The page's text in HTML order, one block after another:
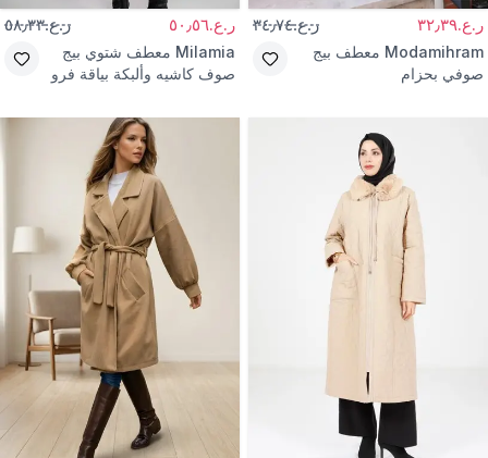
ر.ع.٣٢٫٣٩ ر.ع.٣٤٫٧٤
Modamihram معطف بيج
صوفي بحزام
ر.ع.٥٠٫٥٦ ر.ع.٥٨٫٣٣
Milamia معطف شتوي بيج
صوف كاشيه وألبكة بياقة فرو